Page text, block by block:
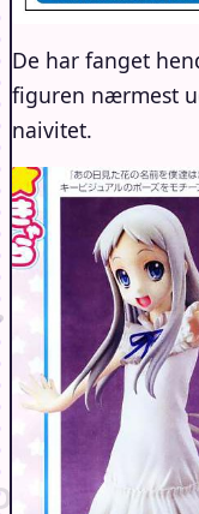
De har fanget
figuren nærmest
naivitet.